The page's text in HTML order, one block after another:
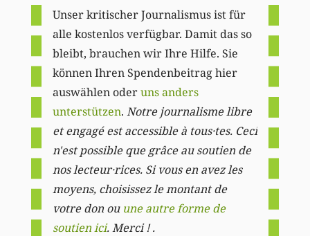
Unser kritischer Journalismus ist für
alle kostenlos verfügbar. Damit das so
bleibt, brauchen wir Ihre Hilfe. Sie
können Ihren Spendenbeitrag hier
auswählen oderuns anders
unterstützen. Notre journalisme libre
et engagé est accessible à tous·tes. Ceci
n'est possible que grâce au soutien de
nos lecteur·rices. Si vous en avez les
moyens, choisissez le montant de
votre don ou une autre forme de
soutien ici. Merci ! .